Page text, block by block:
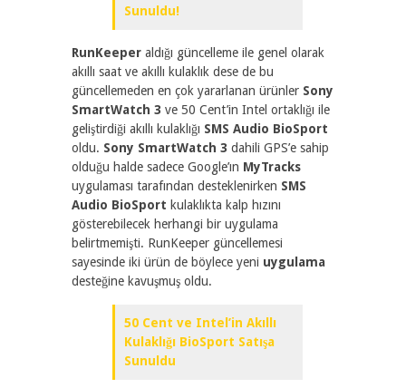
Sunuldu!
RunKeeper aldığı güncelleme ile genel olarak
akıllı saat ve akıllı kulaklık dese de bu
güncellemeden en çok yararlanan ürünler Sony
SmartWatch 3 ve 50 Cent’in Intel ortaklığı ile
geliştirdiği akıllı kulaklığı SMS Audio BioSport
oldu. Sony SmartWatch 3 dahili GPS’e sahip
olduğu halde sadece Google’ın MyTracks
uygulaması tarafından desteklenirken SMS
Audio BioSport kulaklıkta kalp hızını
gösterebilecek herhangi bir uygulama
belirtmemişti. RunKeeper güncellemesi
sayesinde iki ürün de böylece yeni uygulama
desteğine kavuşmuş oldu.
50 Cent ve Intel’in Akıllı
Kulaklığı BioSport Satışa
Sunuldu